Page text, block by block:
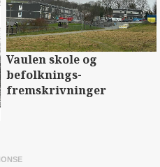
Vaulen skole og
befolknings­
fremskrivninger